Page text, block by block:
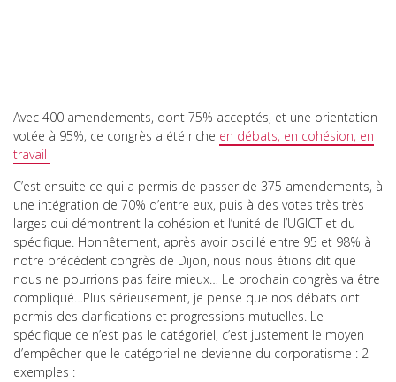
Avec 400 amendements, dont 75% acceptés, et une orientation
votée à 95%, ce congrès a été riche en débats, en cohésion, en
travail
C’est ensuite ce qui a permis de passer de 375 amendements, à
une intégration de 70% d’entre eux, puis à des votes très très
larges qui démontrent la cohésion et l’unité de l’UGICT et du
spécifique. Honnêtement, après avoir oscillé entre 95 et 98% à
notre précédent congrès de Dijon, nous nous étions dit que
nous ne pourrions pas faire mieux… Le prochain congrès va être
compliqué…Plus sérieusement, je pense que nos débats ont
permis des clarifications et progressions mutuelles. Le
spécifique ce n’est pas le catégoriel, c’est justement le moyen
d’empêcher que le catégoriel ne devienne du corporatisme : 2
exemples :